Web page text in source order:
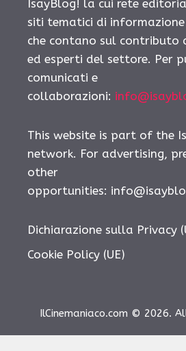
IsayBlog! la cui rete
siti tematici di
che contano sul contributo
ed esperti del settore. Per
comunicati e
collaborazioni:
This website is part of the
network. For advertising,
other
opportunities:
Dichiarazione sulla Privacy
Cookie Policy (UE)
IlCinemaniaco.com © 2026.